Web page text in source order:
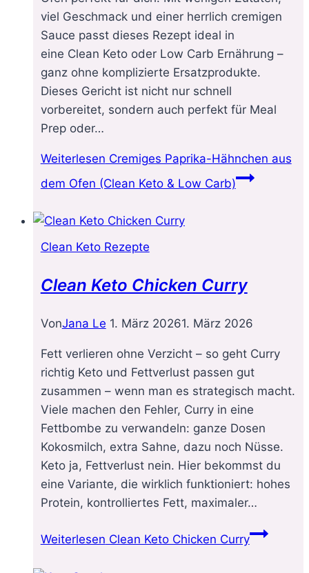
viel Geschmack und einer herrlich cremigen
Sauce passt dieses Rezept ideal in
eine Clean Keto oder Low Carb Ernährung –
ganz ohne komplizierte Ersatzprodukte.
Dieses Gericht ist nicht nur schnell
vorbereitet, sondern auch perfekt für Meal
Prep oder…
Weiterlesen Cremiges Paprika-Hähnchen aus
dem Ofen (Clean Keto & Low Carb)
Clean Keto Rezepte
Clean Keto Chicken Curry
VonJana Le 1. März 20261. März 2026
Fett verlieren ohne Verzicht – so geht Curry
richtig Keto und Fettverlust passen gut
zusammen – wenn man es strategisch macht.
Viele machen den Fehler, Curry in eine
Fettbombe zu verwandeln: ganze Dosen
Kokosmilch, extra Sahne, dazu noch Nüsse.
Keto ja, Fettverlust nein. Hier bekommst du
eine Variante, die wirklich funktioniert: hohes
Protein, kontrolliertes Fett, maximaler…
Weiterlesen Clean Keto Chicken Curry